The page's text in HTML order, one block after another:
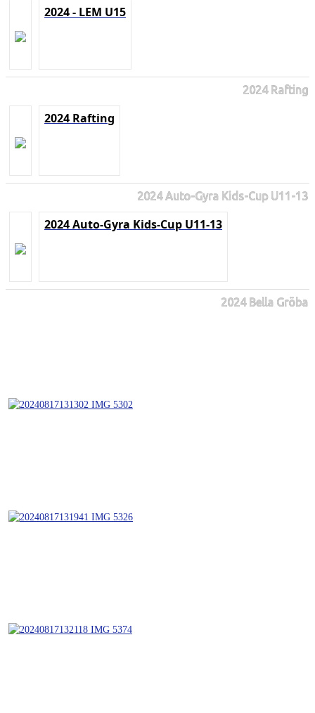
2024 - LEM U15
2024 Rafting
2024 Rafting
2024 Auto-Gyra Kids-Cup U11-13
2024 Auto-Gyra Kids-Cup U11-13
2024 Bella Gröba